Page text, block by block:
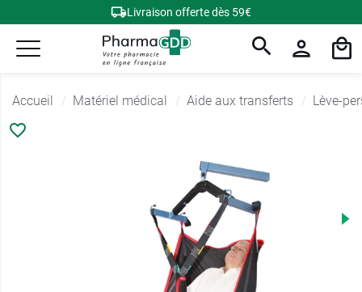
Livraison offerte dès 59€
Accueil Matériel médical Aide aux transferts Lève-